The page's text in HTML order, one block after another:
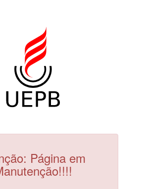
Página em